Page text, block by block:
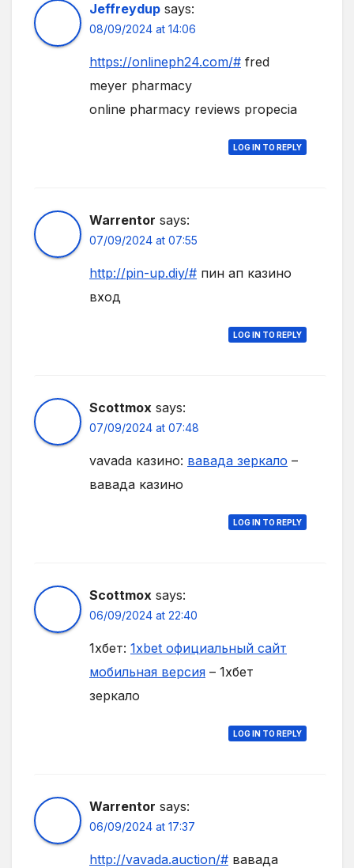
Jeffreydup says:
08/09/2024 at 14:06
https://onlineph24.com/# fred
meyer pharmacy
online pharmacy reviews propecia
LOG IN TO REPLY
Warrentor says:
07/09/2024 at 07:55
http://pin-up.diy/# пин ап казино
вход
LOG IN TO REPLY
Scottmox says:
07/09/2024 at 07:48
vavada казино: вавада зеркало –
вавада казино
LOG IN TO REPLY
Scottmox says:
06/09/2024 at 22:40
1хбет: 1xbet официальный сайт
мобильная версия – 1хбет
зеркало
LOG IN TO REPLY
Warrentor says:
06/09/2024 at 17:37
http://vavada.auction/# вавада